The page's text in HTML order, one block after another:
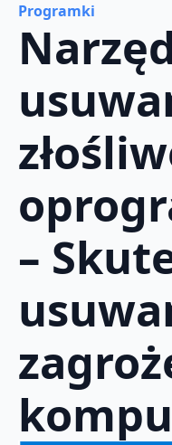
Programki
–